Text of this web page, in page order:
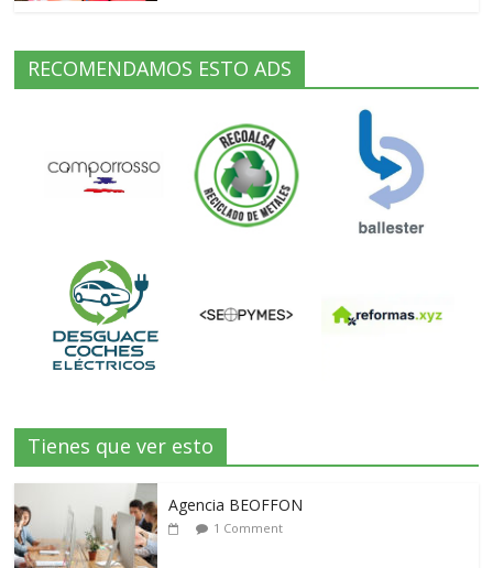
RECOMENDAMOS ESTO ADS
Tienes que ver esto
Agencia BEOFFON
1 Comment